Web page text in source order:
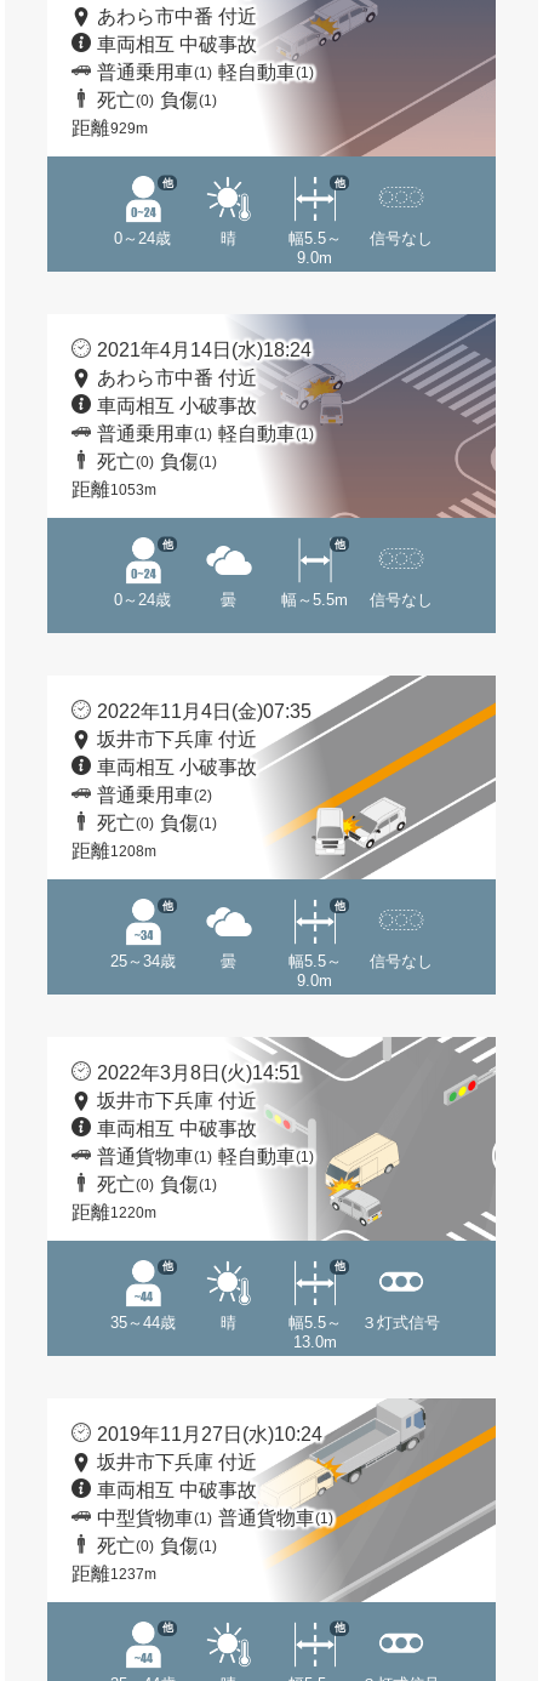
あわら市中番 付近
車両相互 中破事故
普通乗用車(1) 軽自動車(1)
死亡(0) 負傷(1)
距離929m
0～24歳
他
晴
幅5.5～
9.0m
他
信号なし
2021年4月14日(水)18:24
あわら市中番 付近
車両相互 小破事故
普通乗用車(1) 軽自動車(1)
死亡(0) 負傷(1)
距離1053m
0～24歳
他
曇 幅～5.5m
他
信号なし
2022年11月4日(金)07:35
坂井市下兵庫 付近
車両相互 小破事故
普通乗用車(2)
死亡(0) 負傷(1)
距離1208m
25～34歳
他
曇
幅5.5～
9.0m
他
信号なし
2022年3月8日(火)14:51
坂井市下兵庫 付近
車両相互 中破事故
普通貨物車(1) 軽自動車(1)
死亡(0) 負傷(1)
距離1220m
35～44歳
他
晴
幅5.5～
13.0m
他
３灯式信号
2019年11月27日(水)10:24
坂井市下兵庫 付近
車両相互 中破事故
中型貨物車(1) 普通貨物車(1)
死亡(0) 負傷(1)
距離1237m
他 他